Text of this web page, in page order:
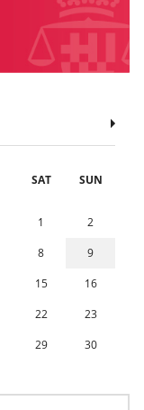
SAT SUN
1
2
8
9
15
16
22
23
29
30